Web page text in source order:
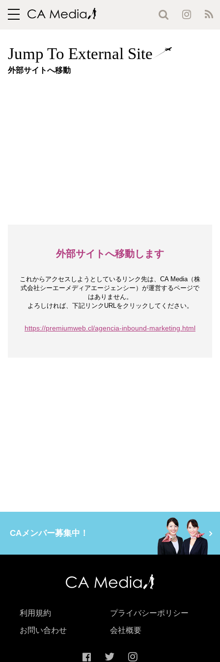
toggle
Jump To External Site
外部サイトへ移動
外部サイトへ移動します
これからアクセスしようとしているリンク先は、 CA Media（株
式会社シーエーメディアエージェンシー）が運営するページで
はありません。
よろしければ、下記リンクURLをクリックしてください。
https://premiumweb.cl/agencia-inbound-marketing.html
CAメンバー募集中！
利用規約 プライバシーポリシー
お問い合わせ 会社概要